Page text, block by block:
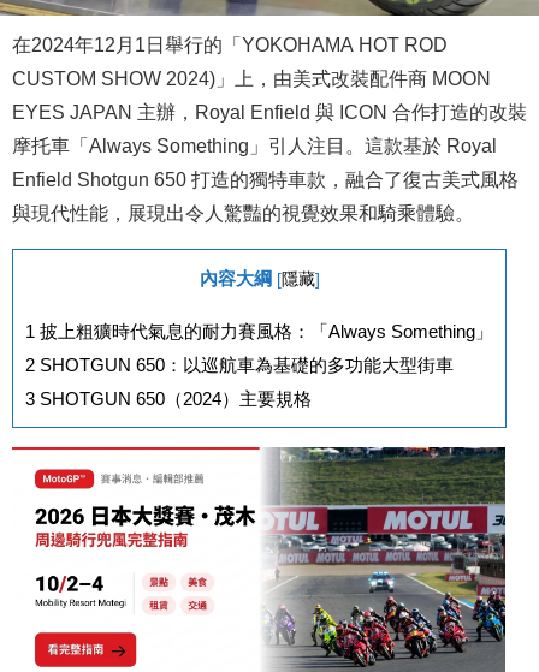
在2024年12月1日舉行的「YOKOHAMA HOT ROD
CUSTOM SHOW 2024)」上，由美式改裝配件商 MOON
EYES JAPAN 主辦，Royal Enfield 與 ICON 合作打造的改裝
摩托車「Always Something」引人注目。這款基於 Royal
Enfield Shotgun 650 打造的獨特車款，融合了復古美式風格
與現代性能，展現出令人驚豔的視覺效果和騎乘體驗。
內容大綱 [隱藏]
1 披上粗獷時代氣息的耐力賽風格：「Always Something」
2 SHOTGUN 650：以巡航車為基礎的多功能大型街車
3 SHOTGUN 650（2024）主要規格